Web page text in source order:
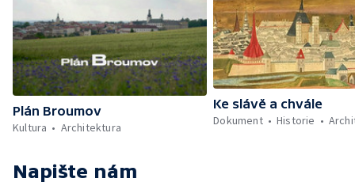
Plán Broumov
Kultura
Architektura
Ke slávě a chvále
Dokument
Historie
Napište nám